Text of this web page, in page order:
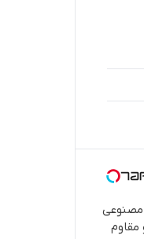
مصنوعی